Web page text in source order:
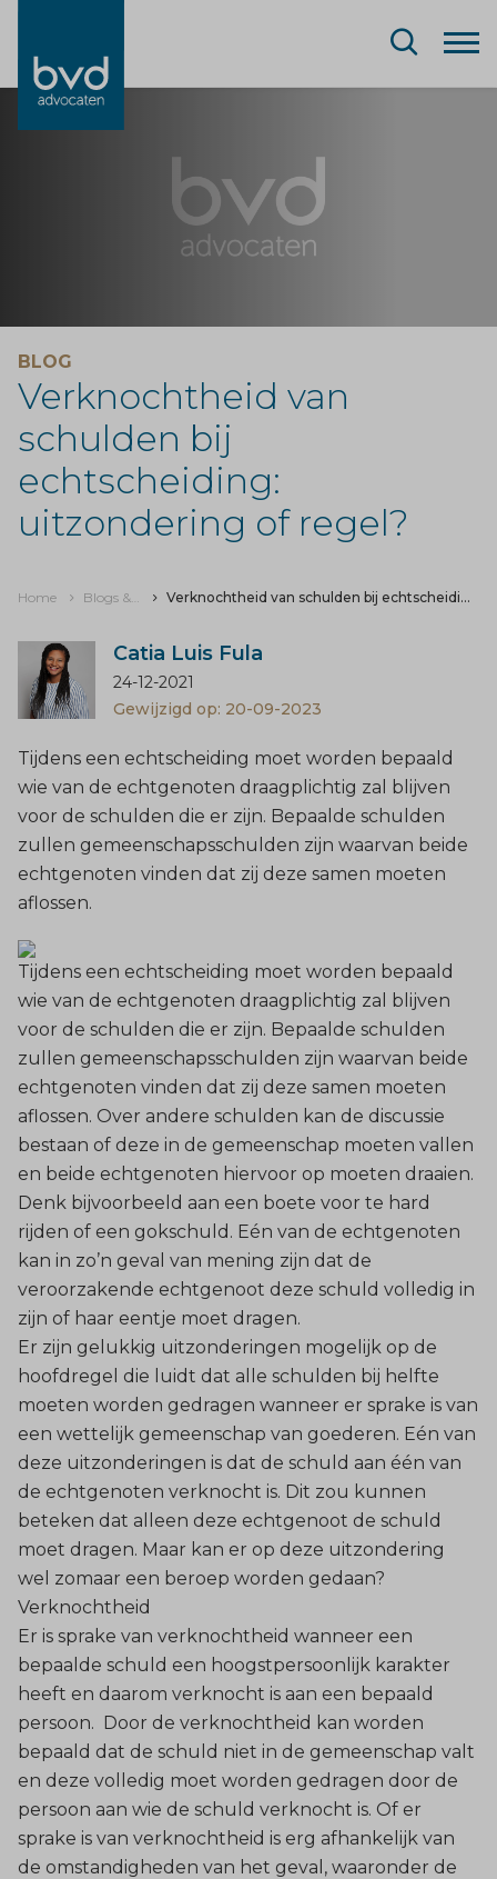
BLOG
Verknochtheid van
schulden bij
echtscheiding:
uitzondering of regel?
Home Verknochtheid van schulden bij echtscheiding: uitzondering of regel?
Catia Luis Fula
24-12-2021
Gewijzigd op: 20-09-2023
Tijdens een echtscheiding moet worden bepaald
wie van de echtgenoten draagplichtig zal blijven
voor de schulden die er zijn. Bepaalde schulden
zullen gemeenschapsschulden zijn waarvan beide
echtgenoten vinden dat zij deze samen moeten
aflossen.
Tijdens een echtscheiding moet worden bepaald
wie van de echtgenoten draagplichtig zal blijven
voor de schulden die er zijn. Bepaalde schulden
zullen gemeenschapsschulden zijn waarvan beide
echtgenoten vinden dat zij deze samen moeten
aflossen. Over andere schulden kan de discussie
bestaan of deze in de gemeenschap moeten vallen
en beide echtgenoten hiervoor op moeten draaien.
Denk bijvoorbeeld aan een boete voor te hard
rijden of een gokschuld. Eén van de echtgenoten
kan in zo’n geval van mening zijn dat de
veroorzakende echtgenoot deze schuld volledig in
zijn of haar eentje moet dragen.
Er zijn gelukkig uitzonderingen mogelijk op de
hoofdregel die luidt dat alle schulden bij helfte
moeten worden gedragen wanneer er sprake is van
een wettelijk gemeenschap van goederen. Eén van
deze uitzonderingen is dat de schuld aan één van
de echtgenoten verknocht is. Dit zou kunnen
beteken dat alleen deze echtgenoot de schuld
moet dragen. Maar kan er op deze uitzondering
wel zomaar een beroep worden gedaan?
Verknochtheid
Er is sprake van verknochtheid wanneer een
bepaalde schuld een hoogstpersoonlijk karakter
heeft en daarom verknocht is aan een bepaald
persoon. Door de verknochtheid kan worden
bepaald dat de schuld niet in de gemeenschap valt
en deze volledig moet worden gedragen door de
persoon aan wie de schuld verknocht is. Of er
sprake is van verknochtheid is erg afhankelijk van
de omstandigheden van het geval, waaronder de